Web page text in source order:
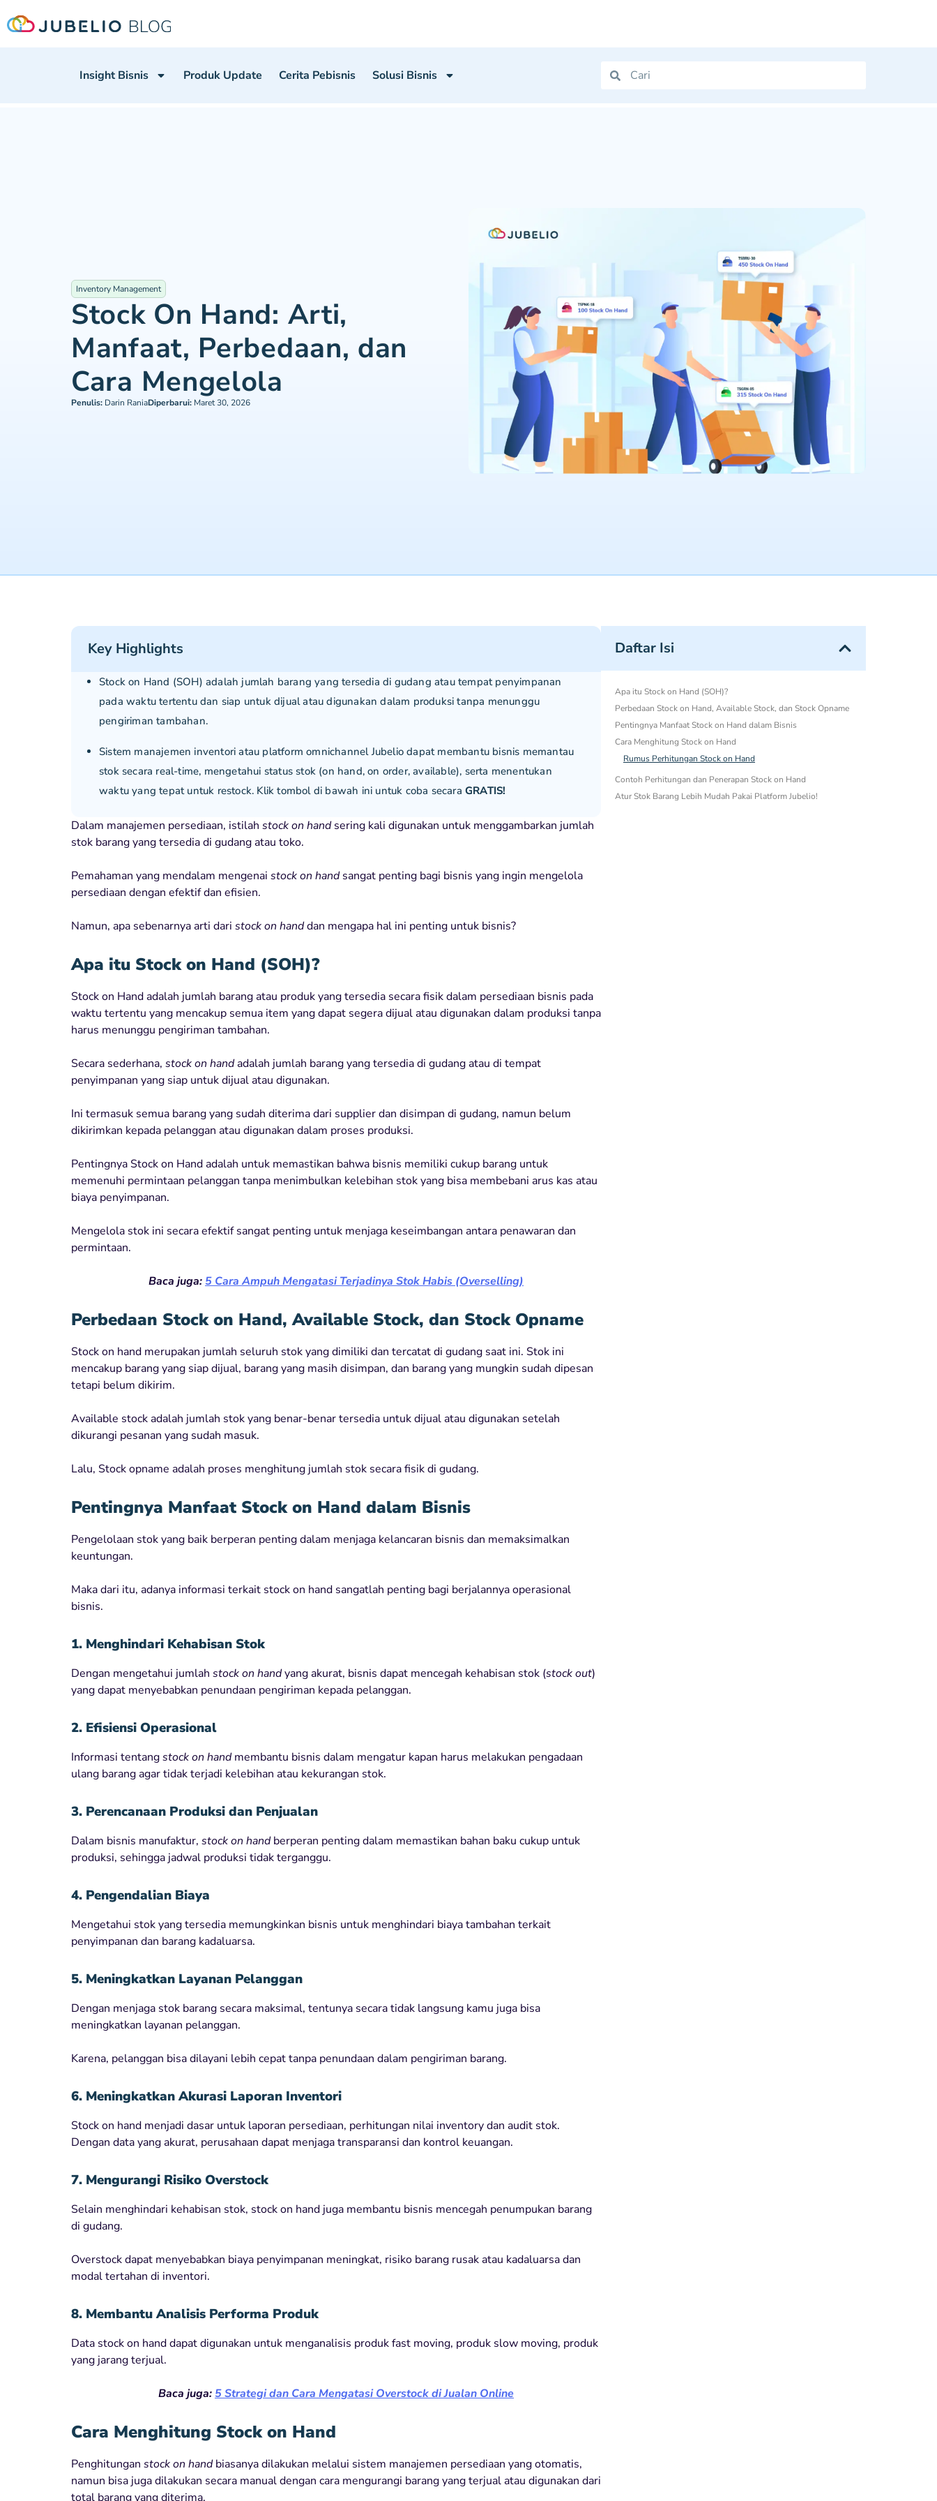
Insight Bisnis Produk Update Cerita Pebisnis Solusi Bisnis
Inventory Management
Stock On Hand: Arti,
Manfaat, Perbedaan, dan
Cara Mengelola
Penulis: Darin RaniaDiperbarui: Maret 30, 2026
Key Highlights
Stock on Hand (SOH) adalah jumlah barang yang tersedia di gudang atau tempat penyimpanan
pada waktu tertentu dan siap untuk dijual atau digunakan dalam produksi tanpa menunggu
pengiriman tambahan.
Sistem manajemen inventori atau platform omnichannel Jubelio dapat membantu bisnis memantau
stok secara real-time, mengetahui status stok (on hand, on order, available), serta menentukan
waktu yang tepat untuk restock. Klik tombol di bawah ini untuk coba secaraGRATIS!
Dalam manajemen persediaan, istilah stock on handsering kali digunakan untuk menggambarkan jumlah
stok barang yang tersedia di gudang atau toko.
Pemahaman yang mendalam mengenai stock on handsangat penting bagi bisnis yang ingin mengelola
persediaan dengan efektif dan efisien.
Namun, apa sebenarnya arti dari stock on handdan mengapa hal ini penting untuk bisnis?
Apa itu Stock on Hand (SOH)?
Stock on Hand adalah jumlah barang atau produk yang tersedia secara fisik dalam persediaan bisnis pada
waktu tertentu yang mencakup semua item yang dapat segera dijual atau digunakan dalam produksi tanpa
harus menunggu pengiriman tambahan.
Secara sederhana, stock on handadalah jumlah barang yang tersedia di gudang atau di tempat
penyimpanan yang siap untuk dijual atau digunakan.
Ini termasuk semua barang yang sudah diterima dari supplier dan disimpan di gudang, namun belum
dikirimkan kepada pelanggan atau digunakan dalam proses produksi.
Pentingnya Stock on Hand adalah untuk memastikan bahwa bisnis memiliki cukup barang untuk
memenuhi permintaan pelanggan tanpa menimbulkan kelebihan stok yang bisa membebani arus kas atau
biaya penyimpanan.
Mengelola stok ini secara efektif sangat penting untuk menjaga keseimbangan antara penawaran dan
permintaan.
Baca juga: 5 Cara Ampuh Mengatasi Terjadinya Stok Habis (Overselling)
Perbedaan Stock on Hand, Available Stock, dan Stock Opname
Stock on hand merupakan jumlah seluruh stok yang dimiliki dan tercatat di gudang saat ini. Stok ini
mencakup barang yang siap dijual, barang yang masih disimpan, dan barang yang mungkin sudah dipesan
tetapi belum dikirim.
Available stock adalah jumlah stok yang benar-benar tersedia untuk dijual atau digunakan setelah
dikurangi pesanan yang sudah masuk.
Lalu, Stock opname adalah proses menghitung jumlah stok secara fisik di gudang.
Pentingnya Manfaat Stock on Hand dalam Bisnis
Pengelolaan stok yang baik berperan penting dalam menjaga kelancaran bisnis dan memaksimalkan
keuntungan.
Maka dari itu, adanya informasi terkait stock on hand sangatlah penting bagi berjalannya operasional
bisnis.
1. Menghindari Kehabisan Stok
Dengan mengetahui jumlah stock on handyang akurat, bisnis dapat mencegah kehabisan stok (stock out)
yang dapat menyebabkan penundaan pengiriman kepada pelanggan.
2. Efisiensi Operasional
Informasi tentangstock on handmembantu bisnis dalam mengatur kapan harus melakukan pengadaan
ulang barang agar tidak terjadi kelebihan atau kekurangan stok.
3. Perencanaan Produksi dan Penjualan
Dalam bisnis manufaktur, stock on handberperan penting dalam memastikan bahan baku cukup untuk
produksi, sehingga jadwal produksi tidak terganggu.
4. Pengendalian Biaya
Mengetahui stok yang tersedia memungkinkan bisnis untuk menghindari biaya tambahan terkait
penyimpanan dan barang kadaluarsa.
5. Meningkatkan Layanan Pelanggan
Dengan menjaga stok barang secara maksimal, tentunya secara tidak langsung kamu juga bisa
meningkatkan layanan pelanggan.
Karena, pelanggan bisa dilayani lebih cepat tanpa penundaan dalam pengiriman barang.
6. Meningkatkan Akurasi Laporan Inventori
Stock on hand menjadi dasar untuk laporan persediaan, perhitungan nilai inventory dan audit stok.
Dengan data yang akurat, perusahaan dapat menjaga transparansi dan kontrol keuangan.
7. Mengurangi Risiko Overstock
Selain menghindari kehabisan stok, stock on hand juga membantu bisnis mencegah penumpukan barang
di gudang.
Overstock dapat menyebabkan biaya penyimpanan meningkat, risiko barang rusak atau kadaluarsa dan
modal tertahan di inventori.
8. Membantu Analisis Performa Produk
Data stock on hand dapat digunakan untuk menganalisis produk fast moving, produk slow moving, produk
yang jarang terjual.
Baca juga: 5 Strategi dan Cara Mengatasi Overstock di Jualan Online
Cara Menghitung Stock on Hand
Penghitungan stock on handbiasanya dilakukan melalui sistem manajemen persediaan yang otomatis,
namun bisa juga dilakukan secara manual dengan cara mengurangi barang yang terjual atau digunakan dari
total barang yang diterima.
Daftar Isi
Apa itu Stock on Hand (SOH)?
Perbedaan Stock on Hand, Available Stock, dan Stock Opname
Pentingnya Manfaat Stock on Hand dalam Bisnis
Cara Menghitung Stock on Hand
Rumus Perhitungan Stock on Hand
Contoh Perhitungan dan Penerapan Stock on Hand
Atur Stok Barang Lebih Mudah Pakai Platform Jubelio!